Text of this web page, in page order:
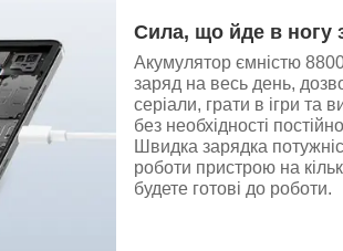
Сила, що йде в ногу
Акумулятор ємністю
заряд на весь день,
серіали, грати в ігри та
без необхідності
Швидка зарядка
роботи пристрою на
будете готові до роботи.